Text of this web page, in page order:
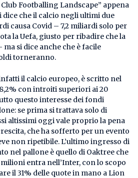
Footballing Landscape” appena
dice che il calcio negli ultimi due
causa Covid – 7,2 miliardi solo per
la Uefa, giusto per ribadire che la
ma si dice anche che è facile
torneranno.
il calcio europeo, è scritto nel
con introiti superiori ai 20
questo interesse dei fondi
se prima si trattava solo di
altissimi oggi vale proprio la pena
che ha sofferto per un evento
non ripetibile. L’ultimo ingresso di
nel pallone è quello di Oaktree che
entra nell’Inter, con lo scopo
il 31% delle quote in mano a Lion